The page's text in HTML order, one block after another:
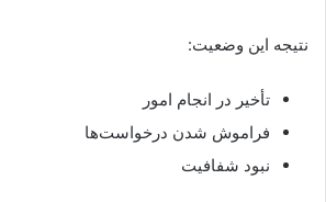
نتیجه این وضعیت:
تأخیر در انجام امور
فراموش شدن درخواست‌ها
نبود شفافیت